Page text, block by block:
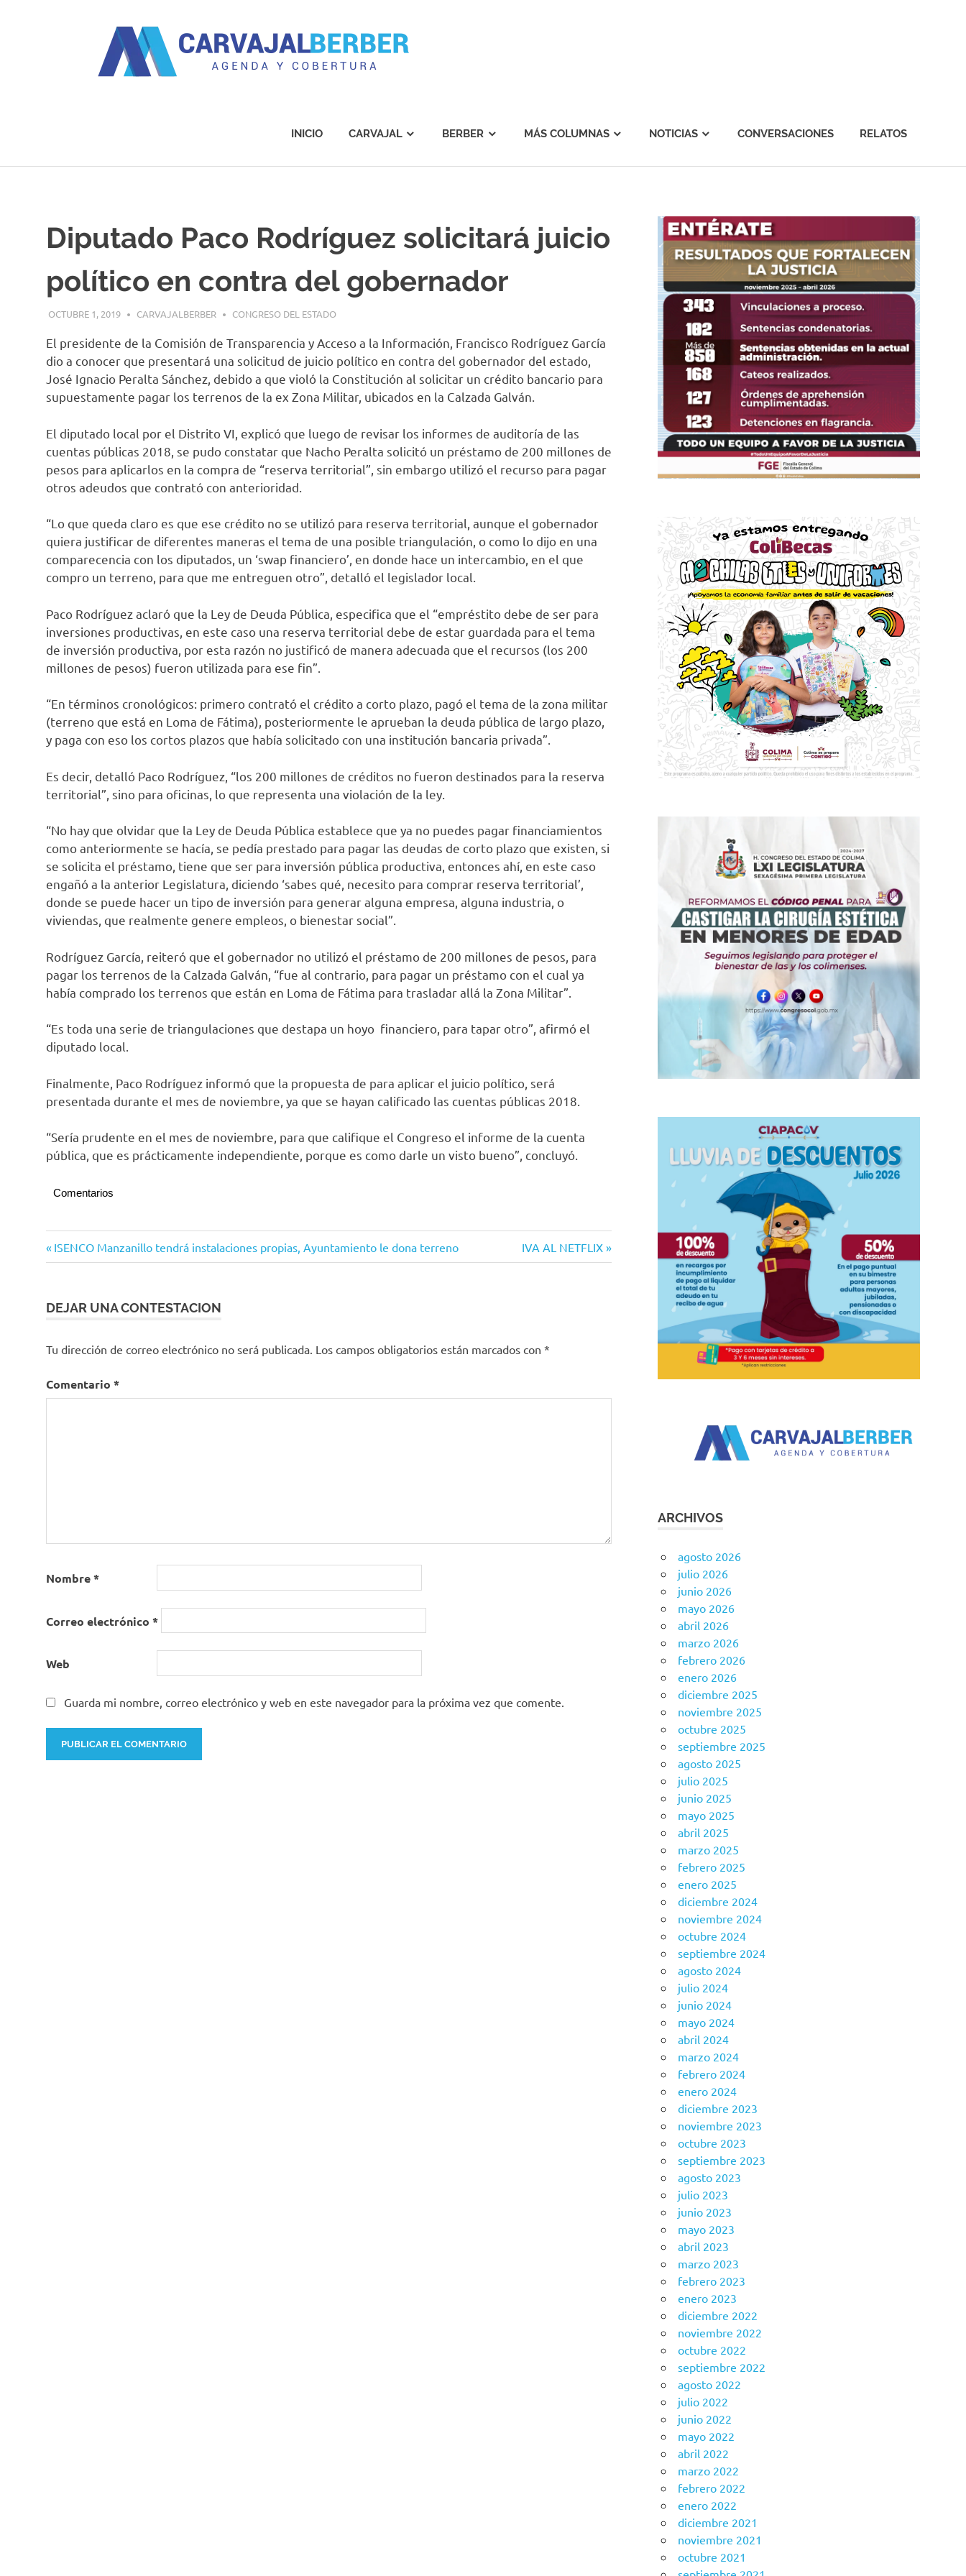
INICIO CARVAJAL BERBER MÁS COLUMNAS NOTICIAS CONVERSACIONES RELATOS
Diputado Paco Rodríguez solicitará juicio
político en contra del gobernador
OCTUBRE 1, 2019 CARVAJALBERBER CONGRESO DEL ESTADO
El presidente de la Comisión de Transparencia y Acceso a la Información, Francisco Rodríguez García
dio a conocer que presentará una solicitud de juicio político en contra del gobernador del estado,
José Ignacio Peralta Sánchez, debido a que violó la Constitución al solicitar un crédito bancario para
supuestamente pagar los terrenos de la ex Zona Militar, ubicados en la Calzada Galván.
El diputado local por el Distrito VI, explicó que luego de revisar los informes de auditoría de las
cuentas públicas 2018, se pudo constatar que Nacho Peralta solicitó un préstamo de 200 millones de
pesos para aplicarlos en la compra de “reserva territorial”, sin embargo utilizó el recurso para pagar
otros adeudos que contrató con anterioridad.
“Lo que queda claro es que ese crédito no se utilizó para reserva territorial, aunque el gobernador
quiera justificar de diferentes maneras el tema de una posible triangulación, o como lo dijo en una
comparecencia con los diputados, un ‘swap financiero’, en donde hace un intercambio, en el que
compro un terreno, para que me entreguen otro”, detalló el legislador local.
Paco Rodríguez aclaró que la Ley de Deuda Pública, especifica que el “empréstito debe de ser para
inversiones productivas, en este caso una reserva territorial debe de estar guardada para el tema
de inversión productiva, por esta razón no justificó de manera adecuada que el recursos (los 200
millones de pesos) fueron utilizada para ese fin”.
“En términos cronológicos: primero contrató el crédito a corto plazo, pagó el tema de la zona militar
(terreno que está en Loma de Fátima), posteriormente le aprueban la deuda pública de largo plazo,
y paga con eso los cortos plazos que había solicitado con una institución bancaria privada”.
Es decir, detalló Paco Rodríguez, “los 200 millones de créditos no fueron destinados para la reserva
territorial”, sino para oficinas, lo que representa una violación de la ley.
“No hay que olvidar que la Ley de Deuda Pública establece que ya no puedes pagar financiamientos
como anteriormente se hacía, se pedía prestado para pagar las deudas de corto plazo que existen, si
se solicita el préstamo, tiene que ser para inversión pública productiva, entonces ahí, en este caso
engañó a la anterior Legislatura, diciendo ‘sabes qué, necesito para comprar reserva territorial’,
donde se puede hacer un tipo de inversión para generar alguna empresa, alguna industria, o
viviendas, que realmente genere empleos, o bienestar social”.
Rodríguez García, reiteró que el gobernador no utilizó el préstamo de 200 millones de pesos, para
pagar los terrenos de la Calzada Galván, “fue al contrario, para pagar un préstamo con el cual ya
había comprado los terrenos que están en Loma de Fátima para trasladar allá la Zona Militar”.
“Es toda una serie de triangulaciones que destapa un hoyo financiero, para tapar otro”, afirmó el
diputado local.
Finalmente, Paco Rodríguez informó que la propuesta de para aplicar el juicio político, será
presentada durante el mes de noviembre, ya que se hayan calificado las cuentas públicas 2018.
“Sería prudente en el mes de noviembre, para que califique el Congreso el informe de la cuenta
pública, que es prácticamente independiente, porque es como darle un visto bueno”, concluyó.
Comentarios
del
Navegación
entradas
Entrada
anterior:
ISENCO Manzanillo tendrá instalaciones propias, Ayuntamiento le dona terreno
Siguiente
entrada:
IVA AL NETFLIX
DEJAR UNA CONTESTACION
Tu dirección de correo electrónico no será publicada. Los campos obligatorios están marcados con *
Comentario *
Nombre*
Correo electrónico *
Web
Guarda mi nombre, correo electrónico y web en este navegador para la próxima vez que comente.
ARCHIVOS
agosto 2026
julio 2026
junio 2026
mayo 2026
abril 2026
marzo 2026
febrero 2026
enero 2026
diciembre 2025
noviembre 2025
octubre 2025
septiembre 2025
agosto 2025
julio 2025
junio 2025
mayo 2025
abril 2025
marzo 2025
febrero 2025
enero 2025
diciembre 2024
noviembre 2024
octubre 2024
septiembre 2024
agosto 2024
julio 2024
junio 2024
mayo 2024
abril 2024
marzo 2024
febrero 2024
enero 2024
diciembre 2023
noviembre 2023
octubre 2023
septiembre 2023
agosto 2023
julio 2023
junio 2023
mayo 2023
abril 2023
marzo 2023
febrero 2023
enero 2023
diciembre 2022
noviembre 2022
octubre 2022
septiembre 2022
agosto 2022
julio 2022
junio 2022
mayo 2022
abril 2022
marzo 2022
febrero 2022
enero 2022
diciembre 2021
noviembre 2021
octubre 2021